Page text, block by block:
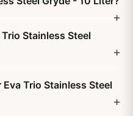
Stainless Steel
Trio Stainless Steel